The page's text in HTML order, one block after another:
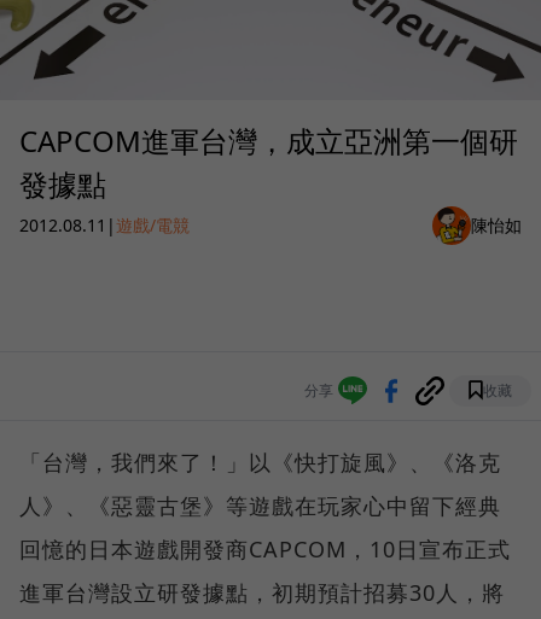
CAPCOM進軍台灣，成立亞洲第一個研
發據點
2012.08.11 |遊戲/電競 陳怡如
分享 收藏
「台灣，我們來了！」以《快打旋風》、《洛克
人》、《惡靈古堡》等遊戲在玩家心中留下經典
回憶的日本遊戲開發商CAPCOM，10日宣布正式
進軍台灣設立研發據點，初期預計招募30人，將